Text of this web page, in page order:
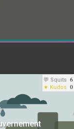
💬 Squits 6
★ Kudos 0